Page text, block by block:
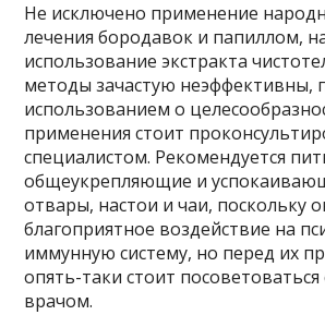
Не исключено применение
лечения бородавок и папиллом,
использование экстракта
методы зачастую неэффективны,
использованием о
применения стоит
специалистом. Рекомендуется
общеукрепляющие и
отвары, настои и чаи, поскольку
благоприятное воздействие на
иммунную систему, но перед их
опять-таки стоит
врачом.